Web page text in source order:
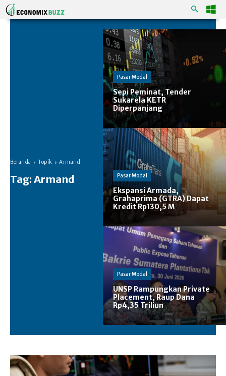
Beranda Topik Armand
Tag: Armand
Pasar Modal
Sepi Peminat, Tender
Sukarela KETR
Diperpanjang
Pasar Modal
Ekspansi Armada,
Grahaprima (GTRA) Dapat
Kredit Rp130,5 M
Pasar Modal
UNSP Rampungkan Private
Placement, Raup Dana
Rp4,35 Triliun